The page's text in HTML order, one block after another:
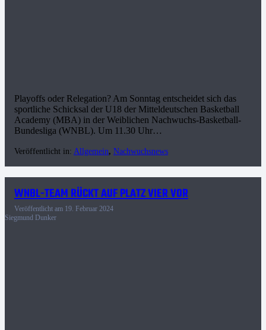
Playoffs oder Relegation? Am Sonntag entscheidet sich das
sportliche Schicksal der U18 der Mitteldeutschen Basketball
Academy (MBA) in der Weiblichen Nachwuchs-Basketball-
Bundesliga (WNBL). Um 11.30 Uhr…
Veröffentlicht in: Allgemein, Nachwuchsnews
WNBL-TEAM RÜCKT AUF PLATZ VIER VOR
Veröffentlicht am 19. Februar 2024
Siegmund Dunker